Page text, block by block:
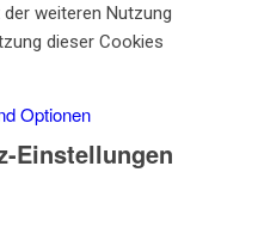
weiteren Nutzung
dieser Cookies
Optionen
Einstellungen